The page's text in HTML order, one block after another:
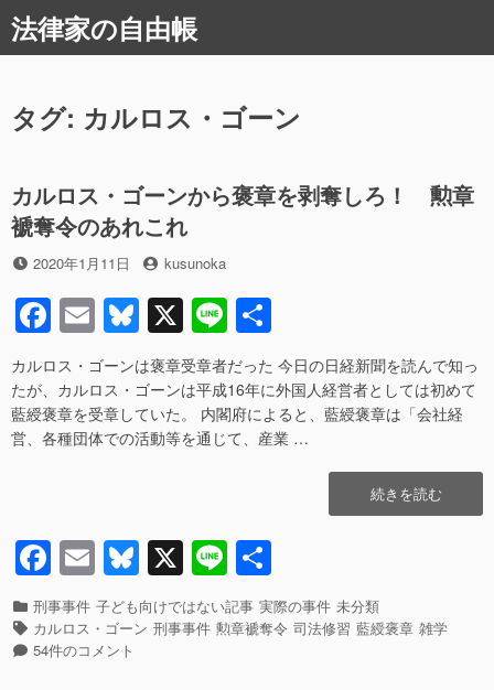
ン
テ
ッ
プ
法律家の自由帳
タグ: カルロス・ゴーン
カルロス・ゴーンから褒章を剥奪しろ！ 勲章
褫奪令のあれこれ
投
日
2020年1月11日
投
者
kusunoka
F
a
c
e
b
o
k
E
m
ail
Bl
u
e
sk
y
X Li
n
e
有
カルロス・ゴーンは褒章受章者だった 今日の日経新聞を読んで知っ
たが、カルロス・ゴーンは平成16年に外国人経営者としては初めて
藍綬褒章を受章していた。 内閣府によると、藍綬褒章は「会社経
営、各種団体での活動等を通じて、産業 …
“カ
ル
ー
ン
続きを読む
F
a
c
e
E
m
ail
Bl
u
e
X Li
n
e
有
カ
テ
ゴ
刑事事件 子ども向けではない記事 実際の事件 未分類
タ
グ
カルロス・ゴーン 刑事事件 勲章褫奪令 司法修習 藍綬褒章 雑学
カ
54件のコメント